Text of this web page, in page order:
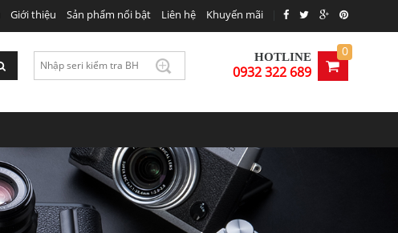
Giới thiệu Sản phẩm nổi bật Liên hệ Khuyến mãi
HOTLINE
0932 322 689
0